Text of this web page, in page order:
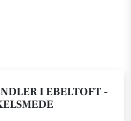
I EBELTOFT -